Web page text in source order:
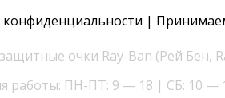
|
очки Ray-Ban (Рей Бен,
работы: ПН-ПТ: 9 — 18 | СБ: 10 —